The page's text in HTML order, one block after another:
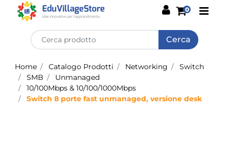
0
Home Catalogo Prodotti Networking
Switch
SMB
Unmanaged
10/100Mbps & 10/100/1000Mbps
Switch 8 porte fast unmanaged, versione desk